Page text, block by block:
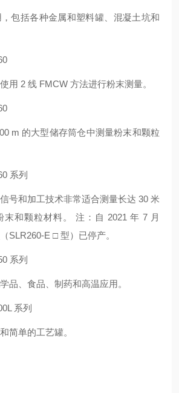
包括各种金属和塑料罐、混凝土坑和
用 2 线 FMCW 方法进行粉末测量。
m 的大型储存筒仓中测量粉末和颗粒
系列
号和加工技术非常适合测量长达 30 米
末和颗粒材料。 注：自 2021 年 7 月
SLR260-E □ 型）已停产。
系列
品、食品、制药和高温应用。
系列
简单的工艺罐。